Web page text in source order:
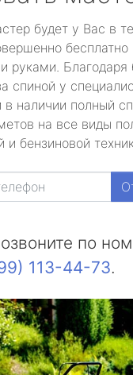
будет у Вас в
бесплатно
руками.
спиной у
в наличии полный
на все виды
и бензиновой
по
113-44-73.